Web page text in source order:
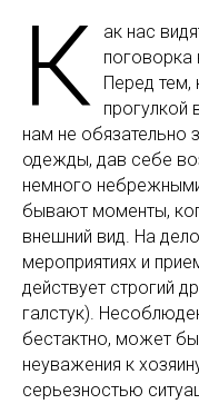
К
ак нас
поговорка
Перед тем,
прогулкой
нам не обязательно
одежды, дав себе
немного
бывают моменты,
внешний вид. На
мероприятиях и
действует строгий
галстук).
бестактно, может
неуважения к
серьезностью